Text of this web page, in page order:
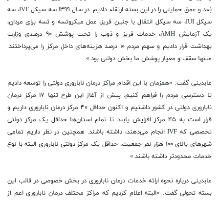
بُعد و عمق حمایتی را در این بسته ارتقاء دادیم. در سال ۱۳۹۹ سه سیکل IVF، سه
سیکل IUI، سه سیکل انتقال با جنین فریز، عمل میکروتسه و تسه برای مردان،
یک آزمایش AMH، خدمات فریز و ذوب را تحت پوشش ۹۰ درصدی وزارت
بهداشت قرار دادیم و سهم مردم ۱۰ درصد هزینه‌های داخل مرکز را می‌پرداختند.
منتها سقف و معیار پوشش ما‌ بخش دولتی بود.»
عابدینی گفت: «همزمان با این اقدام مراکز درمان ناباروری دولتی را توسعه دادیم
تا دسترسی مردم را فراهم کنیم. پیش از آغاز این طرح تنها ۱۷ مرکز درمان
ناباروری دولتی در کشور داشتیم و اکنون حداقل ۴۰ مرکز درمان ناباروری داریم و
قرار است به ۴۵ مرکز افزایش یابند تا تمام استان‌ها حداقل یک مرکز دولتی
تخصصی که IVF انجام می‌دهند، داشته باشند. همچنین در نظر داریم تمامی
شهرهای بالای ۱۰۰ هزار نفر جمعیت، حداقل یک مرکز دولتی ناباروری البته با نوع
خدمات محدودتر داشته باشند.»
عابدینی درباره نحوه ارائه خدمات درمان ناباروری در ‌بخش خصوصی در قالب این
بسته تحولی گفت: «البته اعلام کردیم که مراکز مختلف درمان ناباروری اعم از